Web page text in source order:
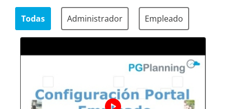
Todas Administrador Empleado